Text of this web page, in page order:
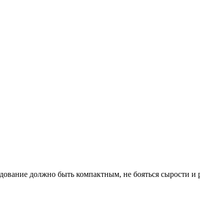
должно быть компактным, не бояться сырости